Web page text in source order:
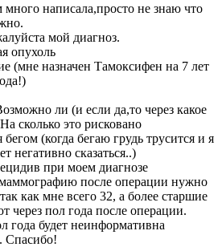
написала,просто не знаю что
мой диагноз.
опухоль
(мне назначен Тамоксифен на 7 лет
ли (и если да,то через какое
сколько это рисковано
(когда бегаю грудь трусится и я
негативно сказаться..)
при моем диагнозе
после операции нужно
как мне всего 32, а более старшие
пол года после операции.
года будет неинформативна
Спасибо!